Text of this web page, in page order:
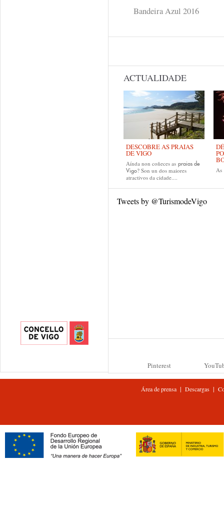
Bandeira Azul 2016
ACTUALIDADE
DESCOBRE AS PRAIAS
DE VIGO
Aínda non coñeces as praias de
Vigo? Son un dos maiores
atractivos da cidade....
As
Tweets by @TurismodeVigo
Pinterest
Área de prensa| Descargas|